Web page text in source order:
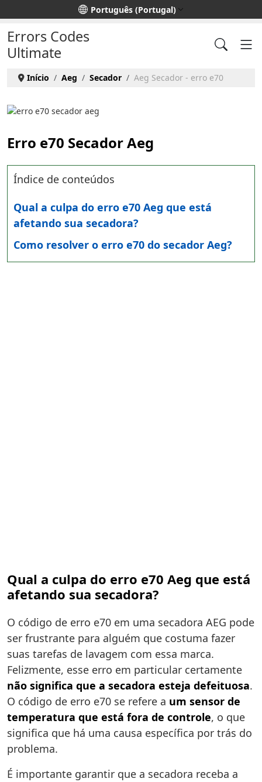
Escolha o seu idioma Português (Portugal)
Errors Codes
Ultimate
Início Aeg Secador Aeg Secador - erro e70
Erro e70 Secador Aeg
Índice de conteúdos
Qual a culpa do erro e70 Aeg que está
afetando sua secadora?
Como resolver o erro e70 do secador Aeg?
Qual a culpa do erro e70 Aeg que está
afetando sua secadora?
O código de erro e70 em uma secadora AEG pode
ser frustrante para alguém que costuma fazer
suas tarefas de lavagem com essa marca.
Felizmente, esse erro em particular certamente
não significa que a secadora esteja defeituosa.
O código de erro e70 se refere a um sensor de
temperatura que está fora de controle, o que
significa que há uma causa específica por trás do
problema.
É importante garantir que a secadora receba a